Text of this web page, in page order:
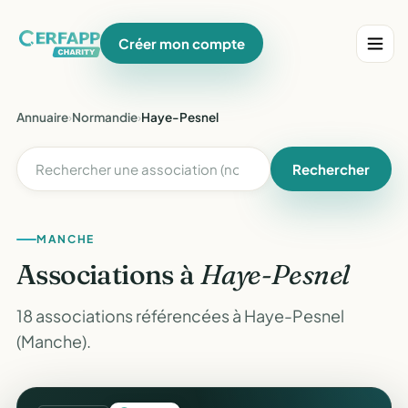
Créer mon compte
Annuaire›Normandie›Haye-Pesnel
Rechercher
MANCHE
Associations àHaye-Pesnel
18 associations référencées à Haye-Pesnel
(Manche).